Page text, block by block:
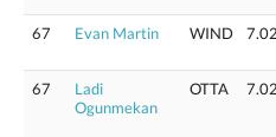
67 Evan Martin WIND 7.02
67
Ladi
Ogunmekan
OTTA 7.02